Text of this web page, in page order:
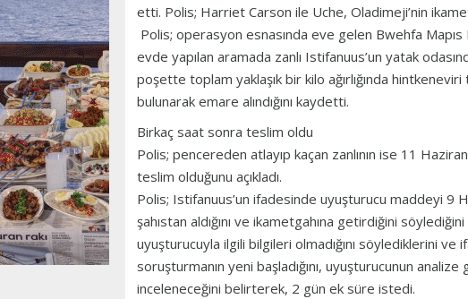
etti. Polis; Harriet Carson ile Uche, Oladimeji’nin
Polis; operasyon esnasında eve gelen Bwehfa Mapıs
evde yapılan aramada zanlı Istifanuus’un yatak
poşette toplam yaklaşık bir kilo ağırlığında
bulunarak emare alındığını kaydetti.
Birkaç saat sonra teslim oldu
Polis; pencereden atlayıp kaçan zanlının ise 11
teslim olduğunu açıkladı.
Polis; Istifanuus’un ifadesinde uyuşturucu maddeyi 9
şahıstan aldığını ve ikametgahına getirdiğini
uyuşturucuyla ilgili bilgileri olmadığını söylediklerini
soruşturmanın yeni başladığını, uyuşturucunun analize
inceleneceğini belirterek, 2 gün ek süre istedi.